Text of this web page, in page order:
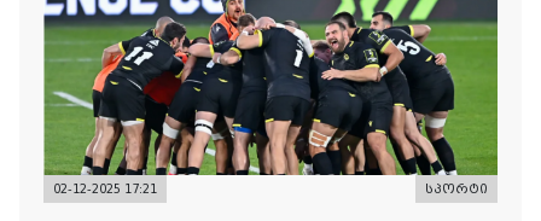
02-12-2025 17:21 სპორტი